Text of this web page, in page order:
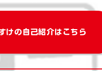
けの自己紹介はこちら